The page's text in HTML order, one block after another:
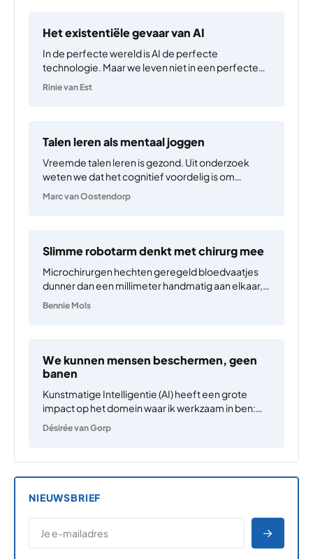
Het existentiële gevaar van AI
In de perfecte wereld is AI de perfecte
technologie. Maar we leven niet in een perfecte
Rinie van Est
Talen leren als mentaal joggen
Vreemde talen leren is gezond. Uit onderzoek
weten we dat het cognitief voordelig is om
hoewel er nog geen algemene consensus over is,
Marc van Oostendorp
Slimme robotarm denkt met chirurg mee
Microchirurgen hechten geregeld bloedvaatjes
dunner dan een millimeter handmatig aan elkaar,
een visionair…
Bennie Mols
We kunnen mensen beschermen, geen
banen
Kunstmatige Intelligentie (AI) heeft een grote
impact op het domein waar ik werkzaam in ben:
educatie. Van de manier van lesgeven tot het
toetsen van kennis, de invloed is groot. Het belang
Désirée van Gorp
NIEUWSBRIEF
E-MAILADRES
*